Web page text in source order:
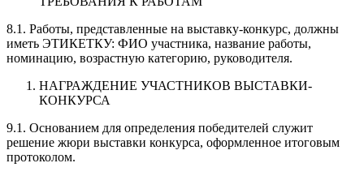
8.1. Работы, представленные на выставку-конкурс, должны
иметь ЭТИКЕТКУ: ФИО участника, название работы,
номинацию, возрастную категорию, руководителя.
НАГРАЖДЕНИЕ УЧАСТНИКОВ ВЫСТАВКИ-
КОНКУРСА
9.1. Основанием для определения победителей служит
решение жюри выставки конкурса, оформленное итоговым
протоколом.